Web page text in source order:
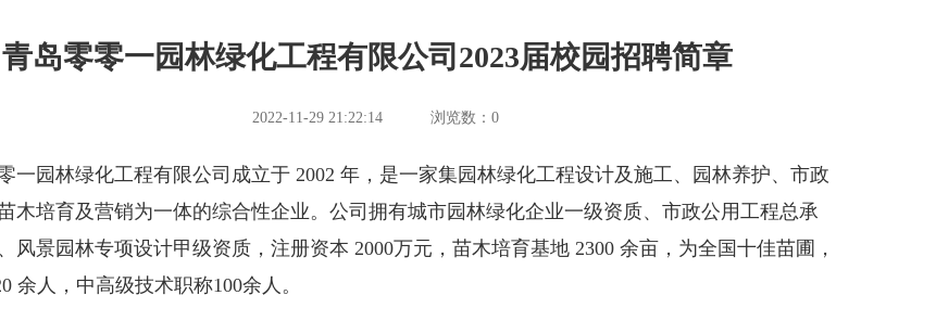
青岛零零一园林绿化工程有限公司2023届校园招聘简章
2022-11-29 21:22:14 浏览数：0
园林绿化工程有限公司成立于 2002 年，是一家集园林绿化工程设计及施工、园林养护、市政
木培育及营销为一体的综合性企业。公司拥有城市园林绿化企业一级资质、市政公用工程总承
风景园林专项设计甲级资质，注册资本 2000万元，苗木培育基地 2300 余亩，为全国十佳苗圃，
余人，中高级技术职称100余人。